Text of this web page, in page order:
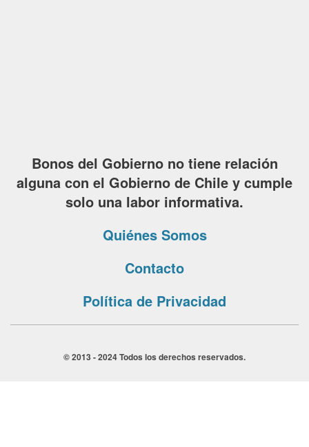
Bonos del Gobierno no tiene relación
alguna con el Gobierno de Chile y cumple
solo una labor informativa.
Quiénes Somos
Contacto
Política de Privacidad
© 2013 - 2024 Todos los derechos reservados.